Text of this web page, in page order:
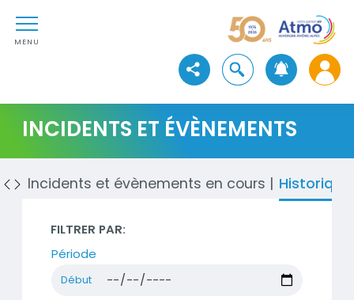
Aller au premier menu de navigation
Aller à la recherche
MENU
Atmo Auvergne-Rhône-
Voir les réseaux sociaux
Ouvrir la recherche
INCIDENTS ET ÉVÈNEMENTS
Incidents et évènements en cours Historique
FILTRER PAR:
Période
Début